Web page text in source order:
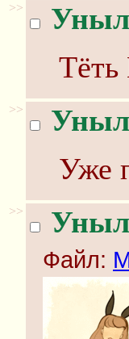
>>
Тёть
>>
Уже
>>
Файл: